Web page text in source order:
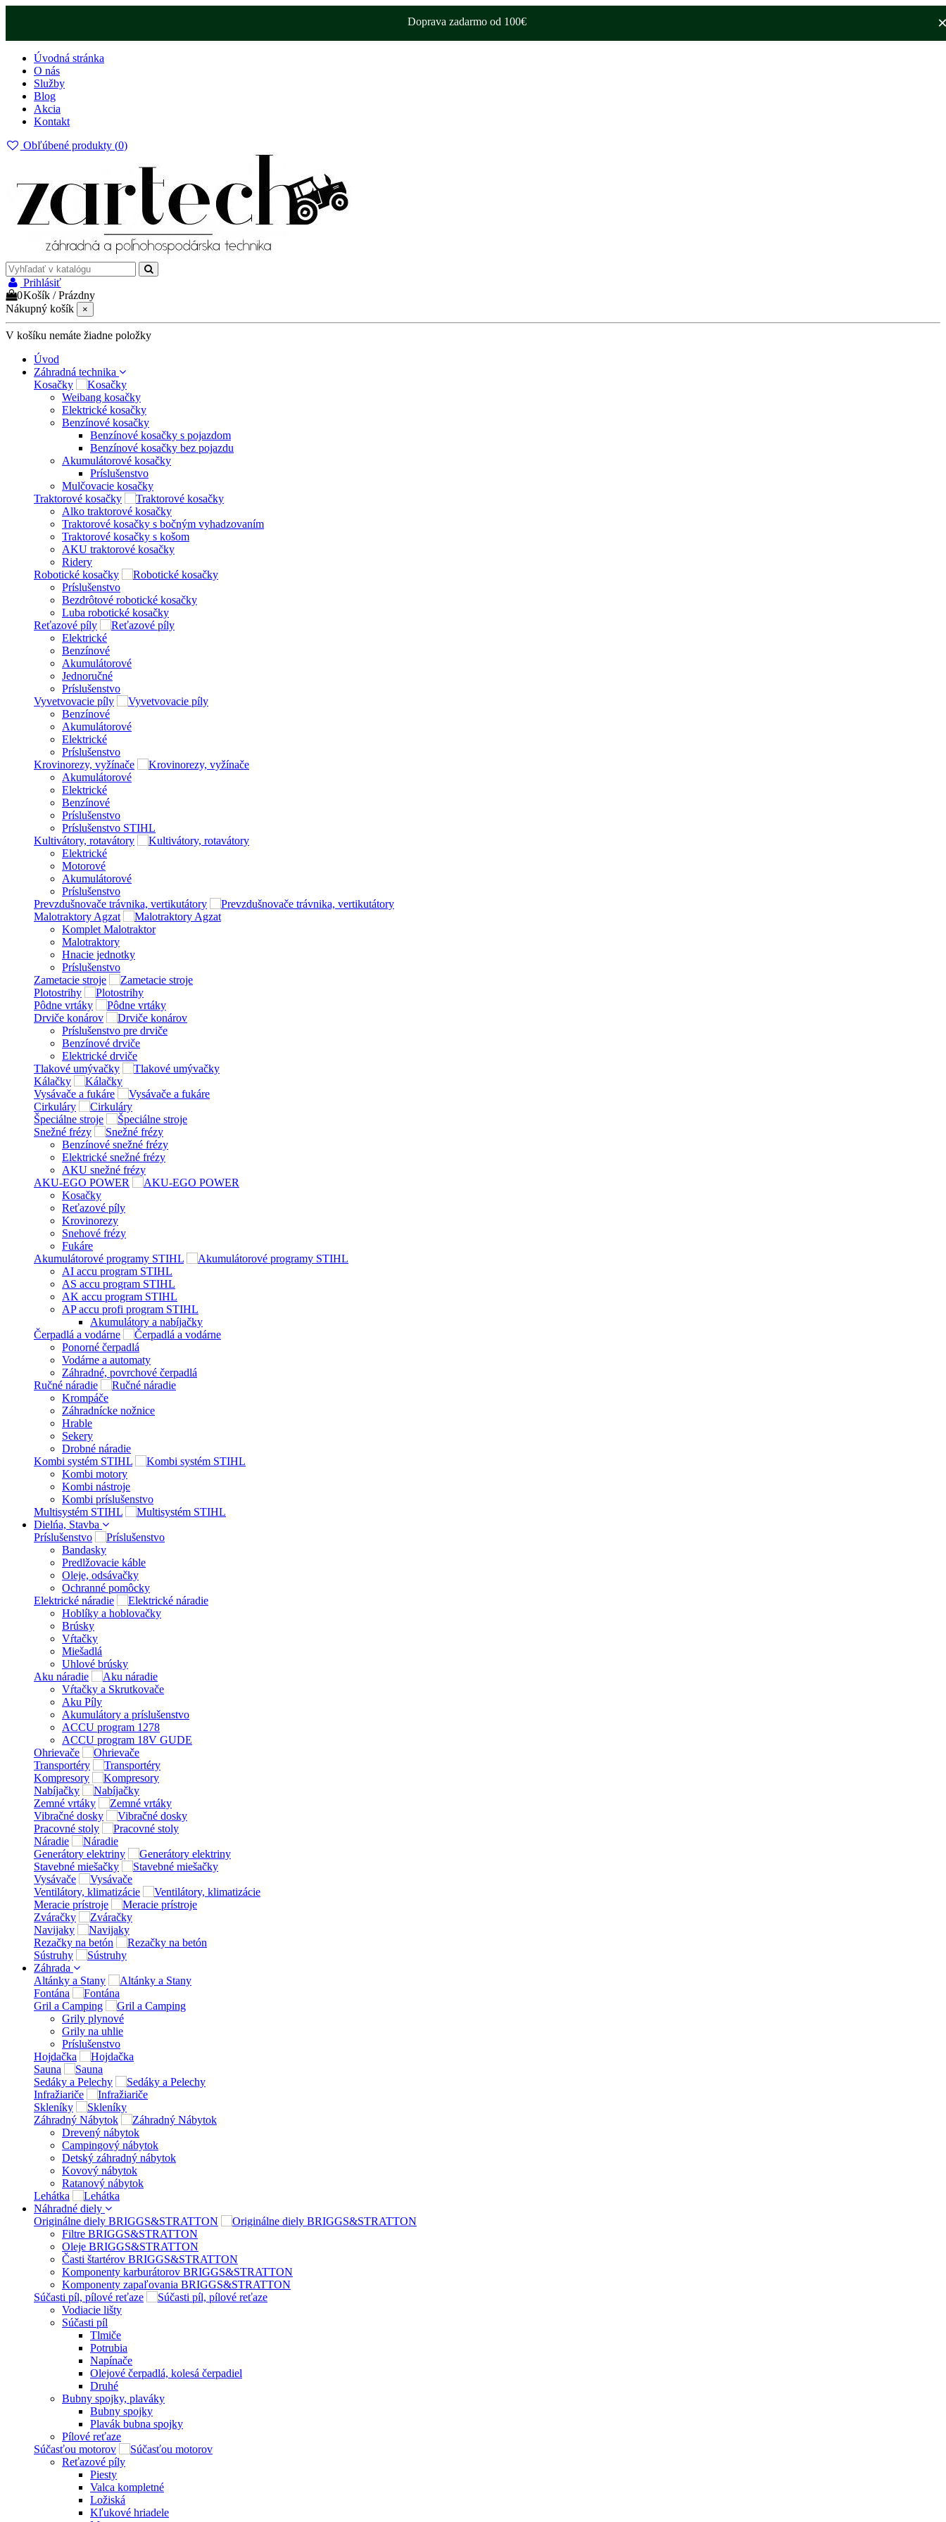
Doprava zadarmo od 100€
Úvodná stránka
O nás
Služby
Blog
Akcia
Kontakt
Obľúbené produkty (0)
Prihlásiť
0Košík /Prázdny
Nákupný košík
×
V košíku nemáte žiadne položky
Úvod
Záhradná technika
Kosačky
Weibang kosačky
Elektrické kosačky
Benzínové kosačky
Benzínové kosačky s pojazdom
Benzínové kosačky bez pojazdu
Akumulátorové kosačky
Príslušenstvo
Mulčovacie kosačky
Traktorové kosačky
Alko traktorové kosačky
Traktorové kosačky s bočným vyhadzovaním
Traktorové kosačky s košom
AKU traktorové kosačky
Ridery
Robotické kosačky
Príslušenstvo
Bezdrôtové robotické kosačky
Luba robotické kosačky
Reťazové píly
Elektrické
Benzínové
Akumulátorové
Jednoručné
Príslušenstvo
Vyvetvovacie píly
Benzínové
Akumulátorové
Elektrické
Príslušenstvo
Krovinorezy, vyžínače
Akumulátorové
Elektrické
Benzínové
Príslušenstvo
Príslušenstvo STIHL
Kultivátory, rotavátory
Elektrické
Motorové
Akumulátorové
Príslušenstvo
Prevzdušnovače trávnika, vertikutátory
Malotraktory Agzat
Komplet Malotraktor
Malotraktory
Hnacie jednotky
Príslušenstvo
Zametacie stroje
Plotostrihy
Pôdne vrtáky
Drviče konárov
Príslušenstvo pre drviče
Benzínové drviče
Elektrické drviče
Tlakové umývačky
Kálačky
Vysávače a fukáre
Cirkuláry
Špeciálne stroje
Snežné frézy
Benzínové snežné frézy
Elektrické snežné frézy
AKU snežné frézy
AKU-EGO POWER
Kosačky
Reťazové píly
Krovinorezy
Snehové frézy
Fukáre
Akumulátorové programy STIHL
AI accu program STIHL
AS accu program STIHL
AK accu program STIHL
AP accu profi program STIHL
Akumulátory a nabíjačky
Čerpadlá a vodárne
Ponorné čerpadlá
Vodárne a automaty
Záhradné, povrchové čerpadlá
Ručné náradie
Krompáče
Záhradnícke nožnice
Hrable
Sekery
Drobné náradie
Kombi systém STIHL
Kombi motory
Kombi nástroje
Kombi príslušenstvo
Multisystém STIHL
Dielńa, Stavba
Príslušenstvo
Bandasky
Predlžovacie káble
Oleje, odsávačky
Ochranné pomôcky
Elektrické náradie
Hoblíky a hoblovačky
Brúsky
Vŕtačky
Miešadlá
Uhlové brúsky
Aku náradie
Vŕtačky a Skrutkovače
Aku Píly
Akumulátory a príslušenstvo
ACCU program 1278
ACCU program 18V GUDE
Ohrievače
Transportéry
Kompresory
Nabíjačky
Zemné vrtáky
Vibračné dosky
Pracovné stoly
Náradie
Generátory elektriny
Stavebné miešačky
Vysávače
Ventilátory, klimatizácie
Meracie prístroje
Zváračky
Navijaky
Rezačky na betón
Sústruhy
Záhrada
Altánky a Stany
Fontána
Gril a Camping
Grily plynové
Grily na uhlie
Príslušenstvo
Hojdačka
Sauna
Sedáky a Pelechy
Infražiariče
Skleníky
Záhradný Nábytok
Drevený nábytok
Campingový nábytok
Detský záhradný nábytok
Kovový nábytok
Ratanový nábytok
Lehátka
Náhradné diely
Originálne diely BRIGGS&STRATTON
Filtre BRIGGS&STRATTON
Oleje BRIGGS&STRATTON
Časti štartérov BRIGGS&STRATTON
Komponenty karburátorov BRIGGS&STRATTON
Komponenty zapaľovania BRIGGS&STRATTON
Súčasti píl, pílové reťaze
Vodiacie lišty
Súčasti píl
Tlmiče
Potrubia
Napínače
Olejové čerpadlá, kolesá čerpadiel
Druhé
Bubny spojky, plaváky
Bubny spojky
Plavák bubna spojky
Pílové reťaze
Súčasťou motorov
Reťazové píly
Piesty
Valca kompletné
Ložiská
Kľukové hriadele